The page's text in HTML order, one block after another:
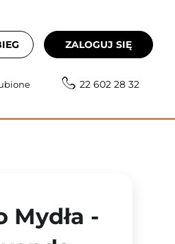
ZALOGUJ SIĘ
22 602 28 32
-